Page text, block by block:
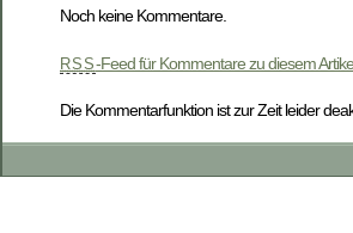
Noch keine Kommentare.
RSS-Feed für Kommentare zu diesem
Die Kommentarfunktion ist zur Zeit leider